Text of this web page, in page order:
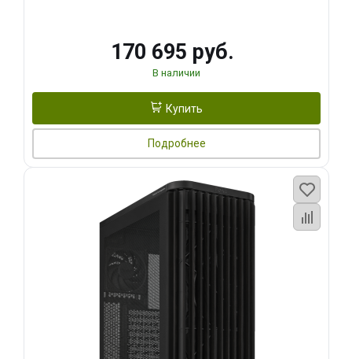
170 695 руб.
В наличии
Купить
Подробнее